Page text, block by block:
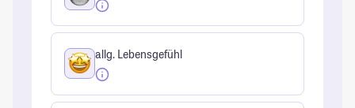
allg. Lebensgefühl